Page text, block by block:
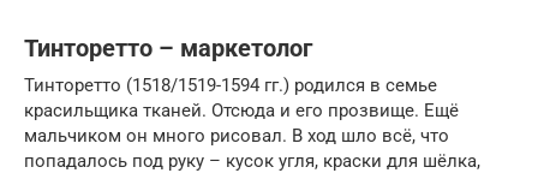
Тинторетто – маркетолог
Тинторетто (1518/1519-1594 гг.) родился в семье
красильщика тканей. Отсюда и его прозвище. Ещё
мальчиком он много рисовал. В ход шло всё, что
попадалось под руку – кусок угля, краски для шёлка,